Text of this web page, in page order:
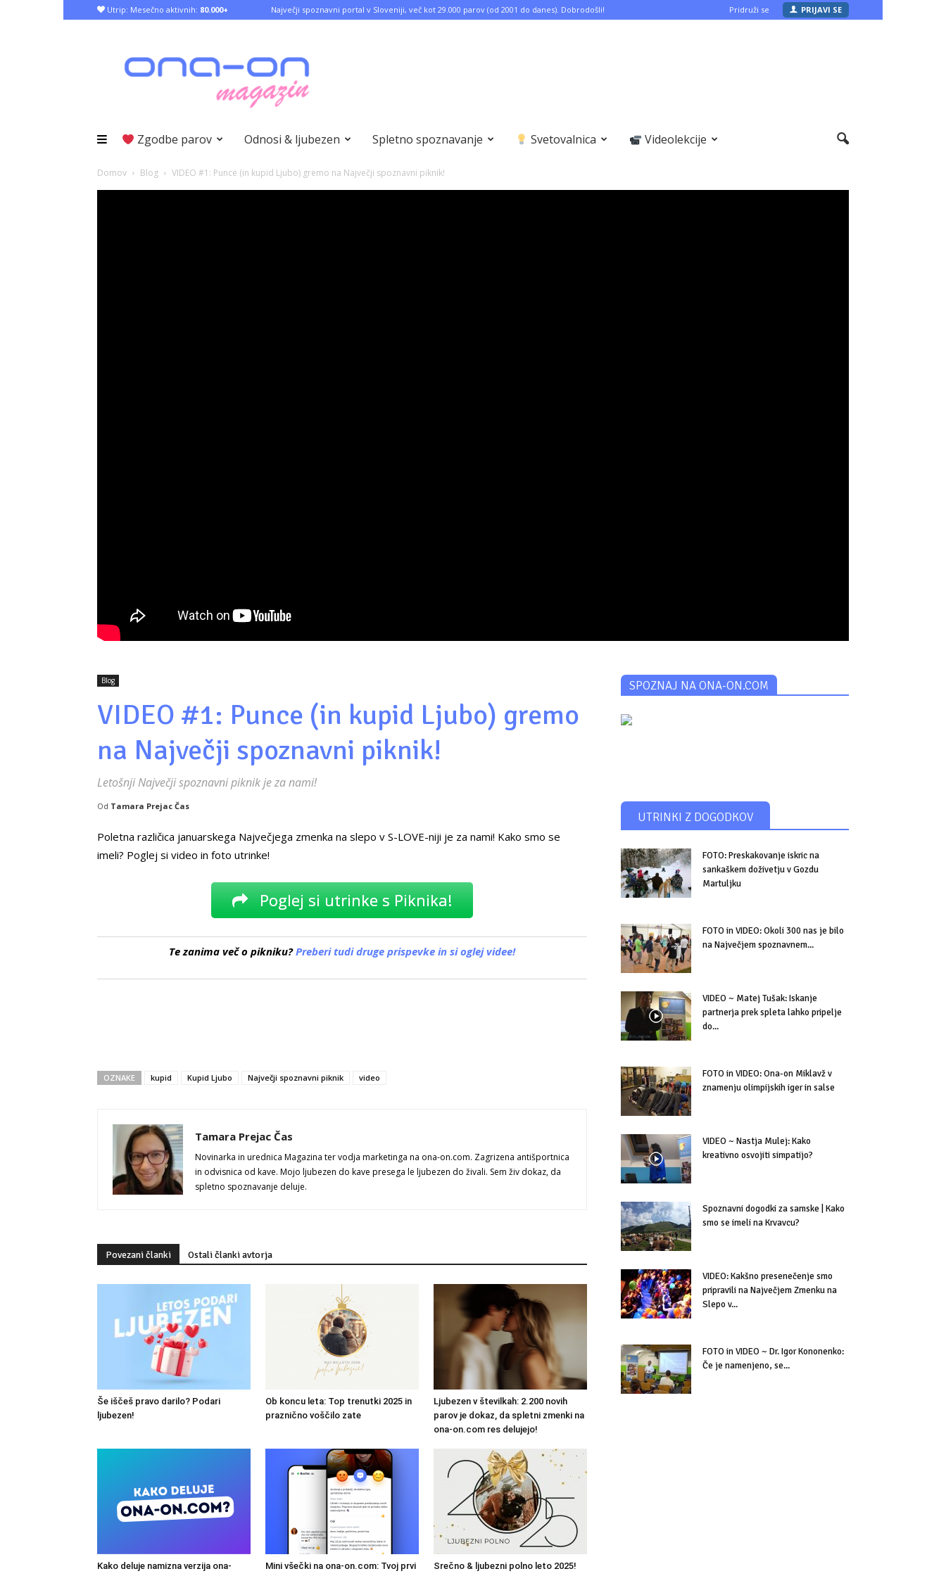
Utrip: Mesečno aktivnih: 80.000+ Največji spoznavni portal v Sloveniji, več kot 29.000 parov (od 2001 do danes). Dobrodošli! Pridruži se PRIJAVI SE
Zgodbe parov Odnosi & ljubezen Spletno spoznavanje Svetovalnica Videolekcije
Domov Blog VIDEO #1: Punce (in kupid Ljubo) gremo na Največji spoznavni piknik!
Blog
VIDEO #1: Punce (in kupid Ljubo) gremo
na Največji spoznavni piknik!
Letošnji Največji spoznavni piknik je za nami!
Od Tamara Prejac Čas
Poletna različica januarskega Največjega zmenka na slepo v S-LOVE-niji je za nami! Kako smo se
imeli? Poglej si video in foto utrinke!
Poglej si utrinke s Piknika!
Te zanima več o pikniku?Preberi tudi druge prispevke in si oglej videe!
OZNAKE kupid Kupid Ljubo Največji spoznavni piknik video
Tamara Prejac Čas
Novinarka in urednica Magazina ter vodja marketinga na ona-on.com. Zagrizena antišportnica
in odvisnica od kave. Mojo ljubezen do kave presega le ljubezen do živali. Sem živ dokaz, da
spletno spoznavanje deluje.
Povezani članki Ostali članki avtorja
Še iščeš pravo darilo? Podari
ljubezen!
Ob koncu leta: Top trenutki 2025 in
praznično voščilo zate
Ljubezen v številkah: 2.200 novih
parov je dokaz, da spletni zmenki na
ona-on.com res delujejo!
Kako deluje namizna verzija ona-
Mini všečki na ona-on.com: Tvoj prvi
Srečno & ljubezni polno leto 2025!
SPOZNAJ NA ONA-ON.COM
UTRINKI Z DOGODKOV
FOTO: Preskakovanje iskric na
sankaškem doživetju v Gozdu
Martuljku
FOTO in VIDEO: Okoli 300 nas je bilo
na Največjem spoznavnem...
VIDEO ~ Matej Tušak: Iskanje
partnerja prek spleta lahko pripelje
do...
FOTO in VIDEO: Ona-on Miklavž v
znamenju olimpijskih iger in salse
VIDEO ~ Nastja Mulej: Kako
kreativno osvojiti simpatijo?
Spoznavni dogodki za samske | Kako
smo se imeli na Krvavcu?
VIDEO: Kakšno presenečenje smo
pripravili na Največjem Zmenku na
Slepo v...
FOTO in VIDEO ~ Dr. Igor Kononenko:
Če je namenjeno, se...